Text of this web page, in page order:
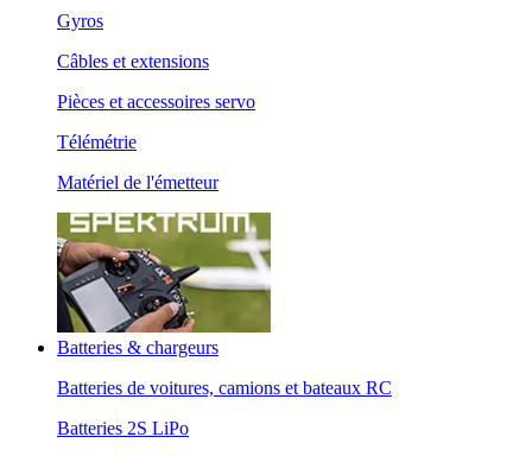
Gyros
Câbles et extensions
Pièces et accessoires servo
Télémétrie
Matériel de l'émetteur
Batteries & chargeurs
Batteries de voitures, camions et bateaux RC
Batteries 2S LiPo